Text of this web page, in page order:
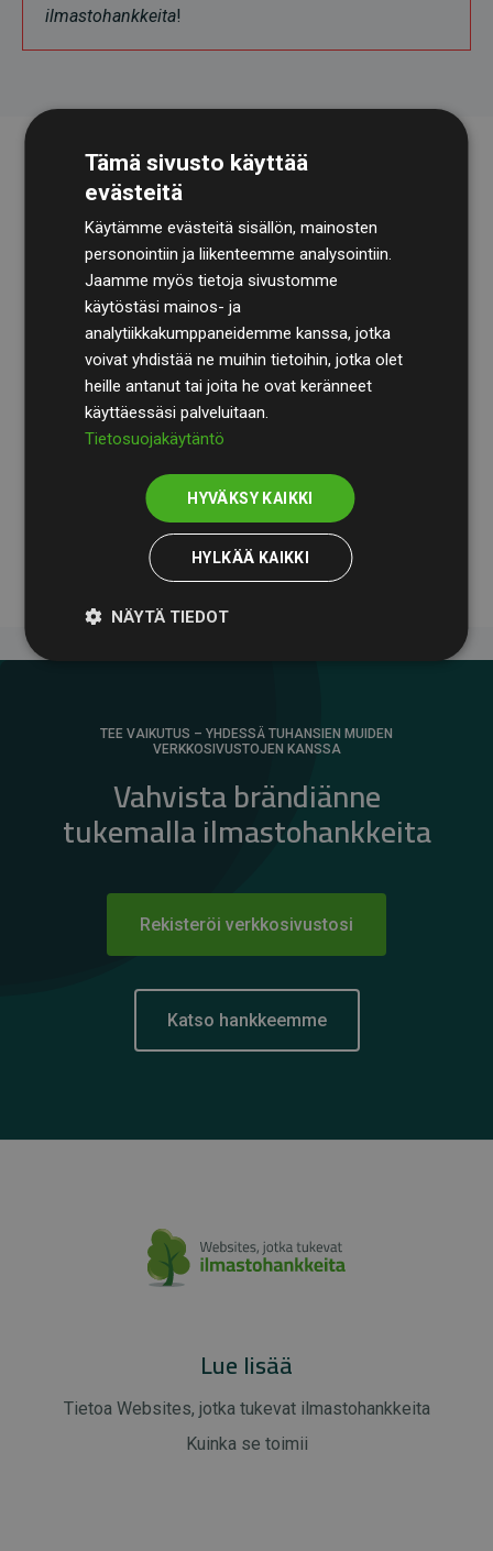
ilmastohankkeita!
TilintarkastusyhtiöBDOkäy säännöllisesti läpi
laskelmamme ja menetelmämme varmistaakseen
läpinäkyvyyden ja luotettavuuden.
Heidän tarkastuksensa osoittavat, että investoinnit
ilmastohankkeisiin kompensoivat keskimäärin
arvioiduista CO₂-päästöistä
jäsenverkkosivustoilla –
selkeä todiste toimintatapamme todellisesta
TEE VAIKUTUS – YHDESSÄ TUHANSIEN MUIDEN
VERKKOSIVUSTOJEN KANSSA
Vahvista brändiänne
tukemalla ilmastohankkeita
Rekisteröi verkkosivustosi
Katso hankkeemme
Lue lisää
Tietoa Websites, jotka tukevat ilmastohankkeita
Kuinka se toimii
Tämä sivusto käyttää
evästeitä
Käytämme evästeitä sisällön, mainosten
personointiin ja liikenteemme analysointiin.
Jaamme myös tietoja sivustomme
käytöstäsi mainos- ja
analytiikkakumppaneidemme kanssa, jotka
voivat yhdistää ne muihin tietoihin, jotka olet
heille antanut tai joita he ovat keränneet
käyttäessäsi palveluitaan.
Tietosuojakäytäntö
HYVÄKSY KAIKKI
HYLKÄÄ KAIKKI
NÄYTÄ TIEDOT